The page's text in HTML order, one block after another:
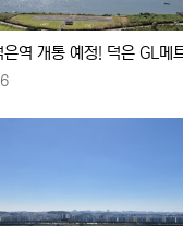
역 개통 예정! 덕은 GL메트로시티 지식산업센터 특급 한